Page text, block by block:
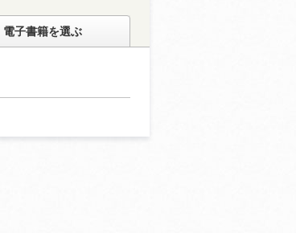
電子書籍を選ぶ